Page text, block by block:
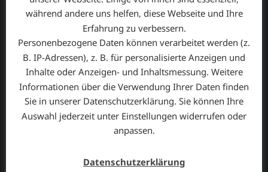
Die Naminco-Leasing GmbH ist ein unabhängiger
Leasingmakler, der mit seinen national und
international tätigen Leasing-Partnern in der Lage ist,
fast jedes gewünschte Leasingobjekt zu platzieren.
Fohlen leasen – geht das?
während andere uns helfen, diese Webseite und Ihre
Erfahrung zu verbessern.
Personenbezogene Daten können verarbeitet werden (z.
B. IP-Adressen), z. B. für personalisierte Anzeigen und
Inhalte oder Anzeigen- und Inhaltsmessung. Weitere
Informationen über die Verwendung Ihrer Daten finden
Sie in unserer Datenschutzerklärung. Sie können Ihre
Auswahl jederzeit unter Einstellungen widerrufen oder
anpassen.
Datenschutzerklärung